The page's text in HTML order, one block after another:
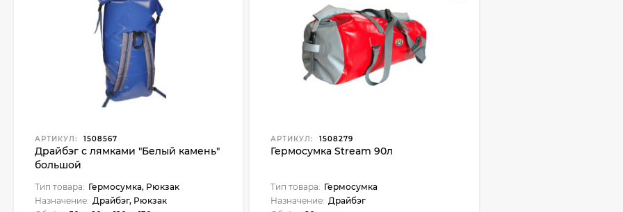
АРТИКУЛ: 1508567
Драйбэг с лямками "Белый камень"
большой
Тип товара: Гермосумка, Рюкзак
Назначение: Драйбэг, Рюкзак
АРТИКУЛ: 1508279
Гермосумка Stream 90л
Тип товара: Гермосумка
Назначение: Драйбэг